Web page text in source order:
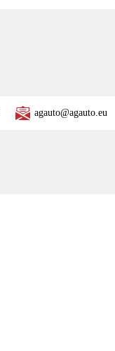
agauto@agauto.eu